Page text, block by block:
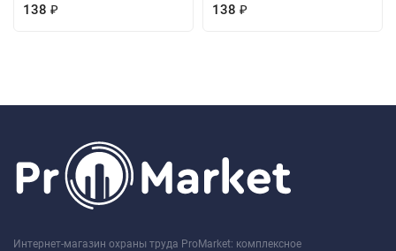
138 ₽ 138 ₽
Интернет-магазин охраны труда ProMarket: комплексное